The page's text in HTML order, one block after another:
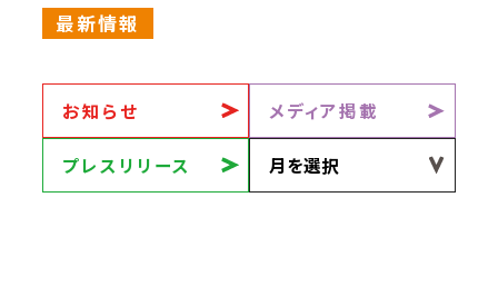
最新情報
お知らせ メディア掲載
プレスリリース